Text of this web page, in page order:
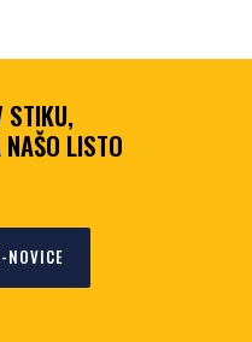
STIKU,
LISTO
NOVICE